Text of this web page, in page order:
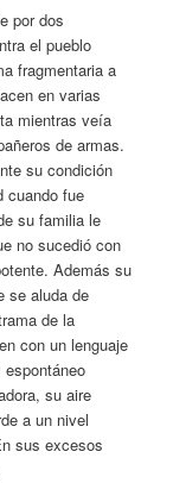
por dos
el pueblo
fragmentaria a
en varias
mientras veía
de armas.
su condición
cuando fue
su familia le
no sucedió con
Además su
se aluda de
de la
con un lenguaje
su aire
a un nivel
sus excesos